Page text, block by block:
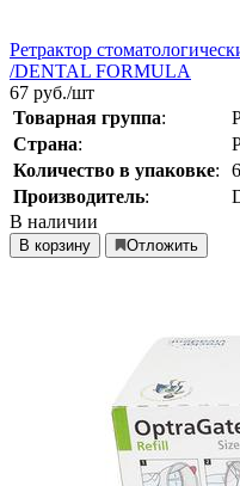
Ретрактор
/DENTAL FORMULA
67 руб./шт
Товарная группа:
Страна:
Количество в упаковке:
Производитель:
В наличии
В корзину Отложить